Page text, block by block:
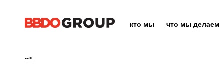
кто мы что мы делаем
-->